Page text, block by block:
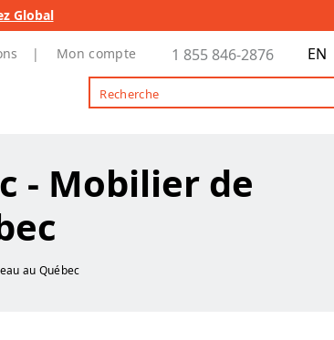
Global
Mon compte 1 855 846-2876 EN
- Mobilier de
au Québec